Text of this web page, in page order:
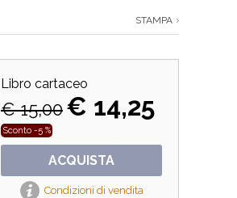
STAMPA
Libro cartaceo
€ 15,00€ 14,25
Sconto -5 %
ACQUISTA
Condizioni di vendita